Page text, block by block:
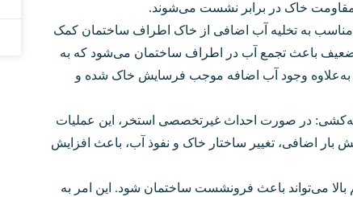
مقاومت خاک در برابر نشست می‌شوند.
به تخلیه آب اضافی از خاک اطراف ساختمان کمک
باعث تجمع آب در اطراف ساختمان می‌شود که به
وجود آب اضافه موجب فرسایش خاک شده و
در صورت احداث غیرتخصصی استخر، این عملیات
بار اضافی، تغییر ساختار خاک و نفوذ آب، باعث افزایش
می‌تواند باعث فرونشست ساختمان شود. این امر به